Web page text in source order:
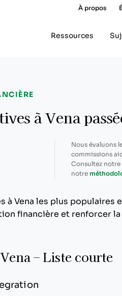
À propos
Ressources
à Vena
Nous évaluons
commissions
Consultez notre
notre
à Vena les plus
financière et renforcer
– Liste courte